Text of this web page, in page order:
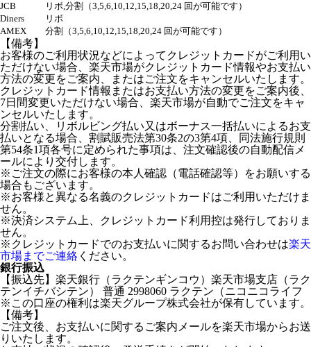
JCB
リボ,分割（3,5,6,10,12,15,18,20,24 回が可能です）
Diners
リボ
AMEX
分割（3,5,6,10,12,15,18,20,24 回が可能です）
【備考】
お客様のご利用状況などによってクレジットカードがご利用い
ただけない場合、楽天市場がクレジットカード情報やお支払い
方法の変更をご案内、またはご注文をキャンセルいたします。
クレジットカード情報またはお支払い方法の変更をご案内後、
7日間変更いただけない場合、楽天市場が自動でご注文をキャ
ンセルいたします。
分割払い、リボルビング払い又はボーナス一括払いによるお支
払いとなる場合、割賦販売法第30条2の3第4項、同法施行規則
第54条1項各号に定められた事項は、注文確認後の自動配信メ
ールにより交付します。
※ご注文の際にお客様の本人確認（電話確認等）をお願いする
場合もございます。
※お客様と異なる名義のクレジットカードはご利用いただけま
せん。
※決済システム上、クレジットカード利用控は発行しておりま
せん。
※クレジットカードでのお支払いに関するお問い合わせは楽天
市場までご連絡 ください。
銀行振込
【振込先】楽天銀行（ラクテンギンコウ）楽天市場支店（ラク
テンイチバシテン） 普通 2998060 ラクテン（ニコニコライフ
※この口座の権利は楽天グループ株式会社が保有しています。
【備考】
ご注文後、お支払いに関するご案内メールを楽天市場からお送
りいたします。